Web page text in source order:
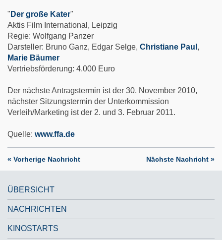
" Der große Kater"
Aktis Film International, Leipzig
Regie: Wolfgang Panzer
Darsteller: Bruno Ganz, Edgar Selge, Christiane Paul ,
Marie Bäumer
Vertriebsförderung: 4.000 Euro
Der nächste Antragstermin ist der 30. November 2010,
nächster Sitzungstermin der Unterkommission
Verleih/Marketing ist der 2. und 3. Februar 2011.
Quelle: www.ffa.de
« Vorherige Nachricht Nächste Nachricht »
ÜBERSICHT
NACHRICHTEN
KINOSTARTS